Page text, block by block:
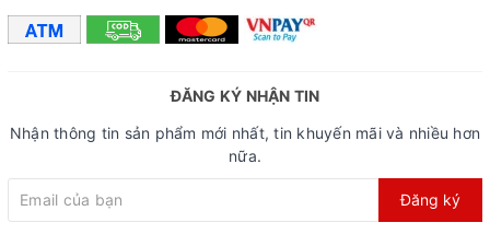
ĐĂNG KÝ NHẬN TIN
Nhận thông tin sản phẩm mới nhất, tin khuyến mãi và nhiều hơn
nữa.
Đăng ký